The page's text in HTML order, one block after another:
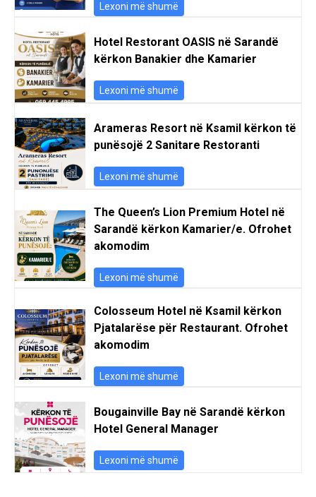
Lexoni më shumë
Hotel Restorant OASIS në Sarandë
kërkon Banakier dhe Kamarier
Lexoni më shumë
Arameras Resort në Ksamil kërkon të
punësojë 2 Sanitare Restoranti
Lexoni më shumë
The Queen’s Lion Premium Hotel në
Sarandë kërkon Kamarier/e. Ofrohet
akomodim
Lexoni më shumë
Colosseum Hotel në Ksamil kërkon
Pjatalarëse për Restaurant. Ofrohet
akomodim
Lexoni më shumë
Bougainville Bay në Sarandë kërkon
Hotel General Manager
Lexoni më shumë